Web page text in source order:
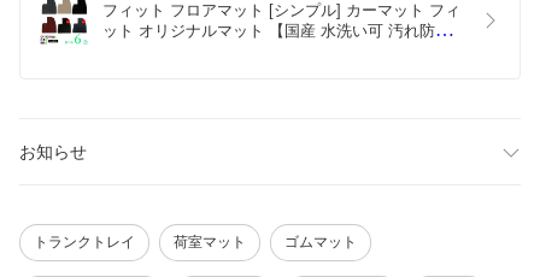
フィット フロアマット [シンプル] カーマット フィ
ット オリジナルマット 【国産 水洗い可 汚れ防止
お知らせ
トランクトレイ 荷室マット ゴムマット